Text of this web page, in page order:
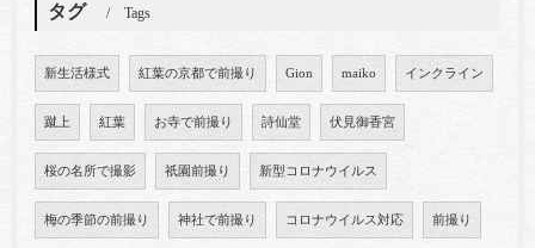
タグ Tags
新生活様式 紅葉の京都で前撮り Gion maiko インクライン
蹴上 紅葉 お寺で前撮り 詩仙堂 伏見御香宮
桜の名所で撮影 祇園前撮り 新型コロナウイルス
梅の季節の前撮り 神社で前撮り コロナウイルス対応 前撮り